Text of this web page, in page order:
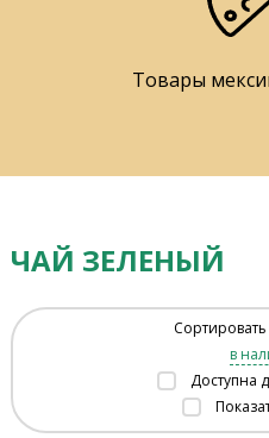
Товары
ЧАЙ ЗЕЛЕНЫЙ
в
Доступна